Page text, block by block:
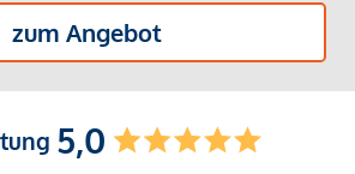
zum Angebot
5,0